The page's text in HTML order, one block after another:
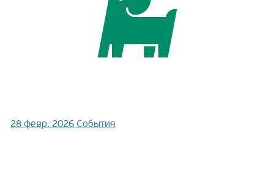
28 февр. 2026 События